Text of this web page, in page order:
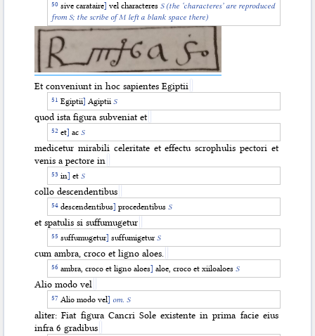
sive carataire] vel characteres S (the ‘characteres’ are reproduced
from S; the scribe of M left a blank space there)
Et conveniunt in hoc sapientes Egiptii
Egiptii] Agiptii S
quod ista figura subveniat et
et] ac S
medicetur mirabili celeritate et effectu scrophulis pectori et
venis a pectore in
in] et S
collo descendentibus
descendentibus] procedentibus S
et spatulis si suffumugetur
suffumugetur] suffumigeturS
cum ambra, croco et ligno aloes.
ambra, croco et ligno aloes] aloe, croco et xiiloaloes S
Alio modo vel
Alio modo vel] om. S
aliter: Fiat figura Cancri Sole existente in prima facie eius
infra 6 gradibus